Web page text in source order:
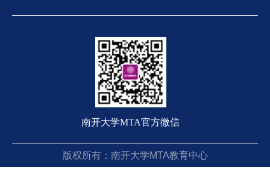
南开大学MTA官方微信
版权所有：南开大学MTA教育中心